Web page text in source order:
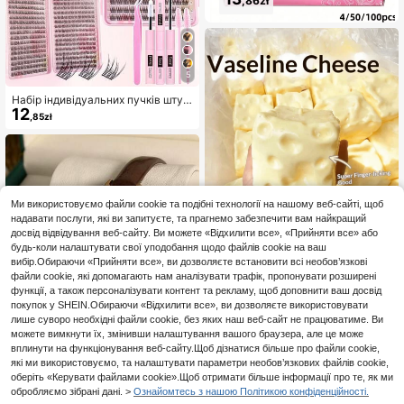
5
Набір індивідуальних пучків штуч
них вій 384 шт., тонкі натуральні D
IY-вії для нарощування, пучки C-з
авитку, багаторазові пучки з клеє
м, індивідуальні штучні вії D-зави
тку, пучки + клей + герметик + пін
цет + щіточка для вій, стартовий
набір для початківців, легке DIY-н
анесення
12 ,85zł
11
М'яка антистрес-іграшка TPR у ф
ормі пельменя з ароматом солод
кого молока, 5 см, милий кумедни
й сквиш-орнамент для зняття стр
есу, модний практичний подарун
ок на день народження, Великден
ь, Геловін, Різдво та різні вечірки,
піднімає настрій
#1 Бестселер
24,00zł
Ми використовуємо файли cookie та подібні технології на нашому веб-сайті, щоб
надавати послуги, які ви запитуєте, та прагнемо забезпечити вам найкращий
досвід відвідування веб-сайту. Ви можете «Відхилити все», «Прийняти все» або
будь-коли налаштувати свої уподобання щодо файлів cookie на ваш
вибір.Обираючи «Прийняти все», ви дозволяєте встановити всі необов’язкові
файли cookie, які допомагають нам аналізувати трафік, пропонувати розширені
функції, а також персоналізувати контент та рекламу, щоб доповнити ваш досвід
покупок у SHEIN.Обираючи «Відхилити все», ви дозволяєте використовувати
лише суворо необхідні файли cookie, без яких наш веб-сайт не працюватиме. Ви
можете вимкнути їх, змінивши налаштування вашого браузера, але це може
вплинути на функціонування веб-сайту.Щоб дізнатися більше про файли cookie,
які ми використовуємо, та налаштувати параметри необов’язкових файлів cookie,
оберіть «Керувати файлами cookie».Щоб отримати більше інформації про те, як ми
обробляємо зібрані дані. > Ознайомтесь з нашою Політикою конфіденційності.